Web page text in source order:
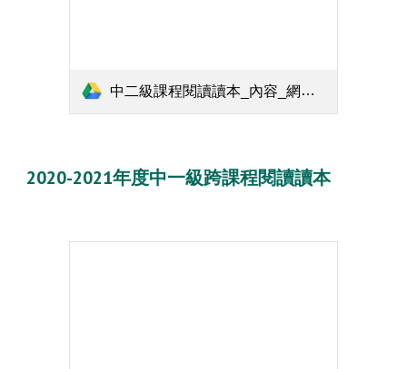
中二級課程閱讀讀本_內容_網上版.pdf
2020-2021年度中一級跨課程閱讀讀本